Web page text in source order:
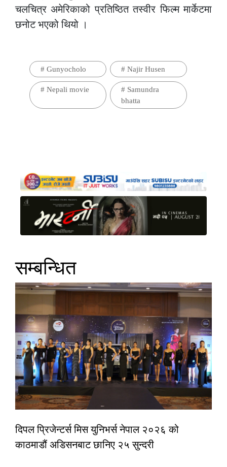
चलचित्र अमेरिकाको प्रतिष्ठित तस्वीर फिल्म मार्केटमा
छनोट भएको थियो ।
# Gunyocholo # Najir Husen
# Nepali movie # Samundra
bhatta
सम्बन्धित
दिपल प्रिजेन्टर्स मिस युनिभर्स नेपाल २०२६ को
काठमाडौं अडिसनबाट छानिए २५ सुन्दरी